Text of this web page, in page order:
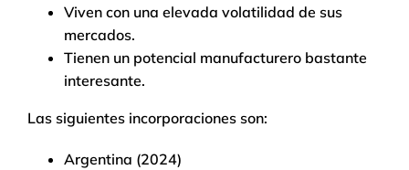
Viven con una elevada volatilidad de sus
mercados.
Tienen un potencial manufacturero bastante
interesante.
Las siguientes incorporaciones son:
Argentina (2024)